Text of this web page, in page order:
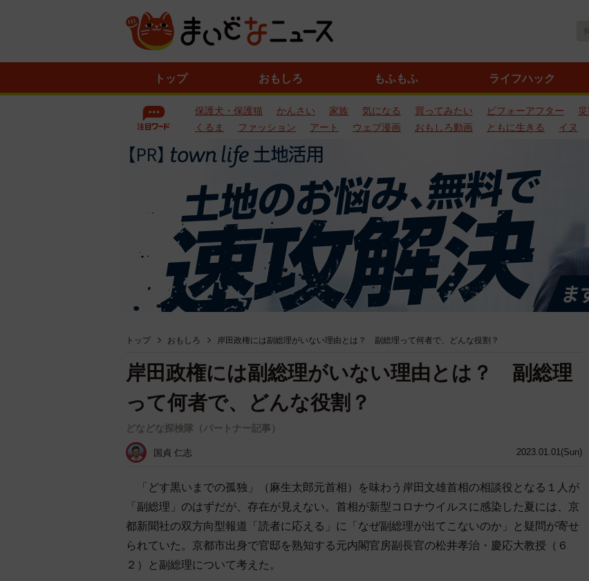
トップ おもしろ もふもふ ライフハック
保護犬・保護猫 かんさい 家族 気になる 買ってみたい ビフォーアフター
くるま
ファッション アート ウェブ漫画 おもしろ動画 ともに生きる イヌ
トップ おもしろ 岸田政権には副総理がいない理由とは？ 副総理って何者で、どんな役割？
2023.01.01(Sun)
岸田政権には副総理がいない理由とは？ 副総理
って何者で、どんな役割？
どなどな探検隊（パートナー記事）
国貞 仁志
「どす黒いまでの孤独」（麻生太郎元首相）を味わう岸田文雄首相の相談役となる１人が
「副総理」のはずだが、存在が見えない。首相が新型コロナウイルスに感染した夏には、京
都新聞社の双方向型報道「読者に応える」に「なぜ副総理が出てこないのか」と疑問が寄せ
られていた。京都市出身で官邸を熟知する元内閣官房副長官の松井孝治・慶応大教授（６
２）と副総理について考えた。